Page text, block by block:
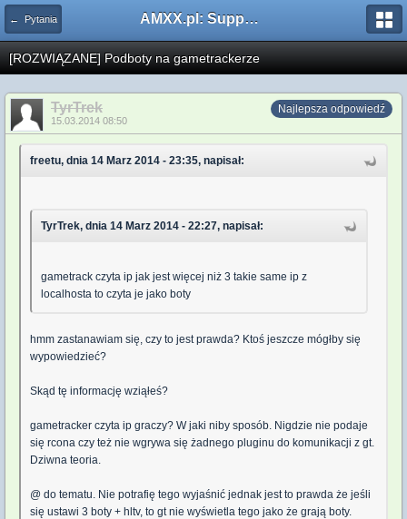
← Pytania AMXX.pl: Support AMX Mod X i SourceMod
[ROZWIĄZANE] Podboty na gametrackerze
Najlepsza odpowiedź
TyrTrek
15.03.2014 08:50
freetu, dnia 14 Marz 2014 - 23:35, napisał:
TyrTrek, dnia 14 Marz 2014 - 22:27, napisał:
gametrack czyta ip jak jest więcej niż 3 takie same ip z
localhosta to czyta je jako boty
hmm zastanawiam się, czy to jest prawda? Ktoś jeszcze mógłby się
wypowiedzieć?
Skąd tę informację wziąłeś?
gametracker czyta ip graczy? W jaki niby sposób. Nigdzie nie podaje
się rcona czy też nie wgrywa się żadnego pluginu do komunikacji z gt.
Dziwna teoria.
@ do tematu. Nie potrafię tego wyjaśnić jednak jest to prawda że jeśli
się ustawi 3 boty + hltv, to gt nie wyświetla tego jako że grają boty.